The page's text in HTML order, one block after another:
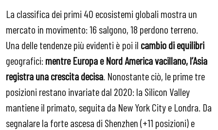
La classifica dei primi 40 ecosistemi globali mostra un
mercato in movimento: 16 salgono, 18 perdono terreno.
Una delle tendenze più evidenti è poi il cambio di equilibri
geografici: mentre Europa e Nord America vacillano, l’Asia
registra una crescitadecisa . Nonostante ciò, le prime tre
posizioni restano invariate dal 2020: la Silicon Valley
mantiene il primato, seguita da New York City e Londra. Da
segnalare la forte ascesa di Shenzhen (+11 posizioni) e